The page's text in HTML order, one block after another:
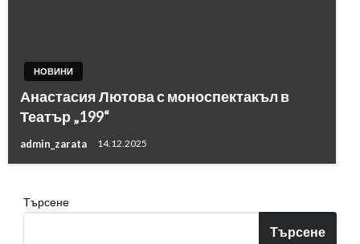
НОВИНИ
Анастасия Лютова с моноспектакъл в
Театър „199“
admin_zarata 14.12.2025
Търсене
Търсене